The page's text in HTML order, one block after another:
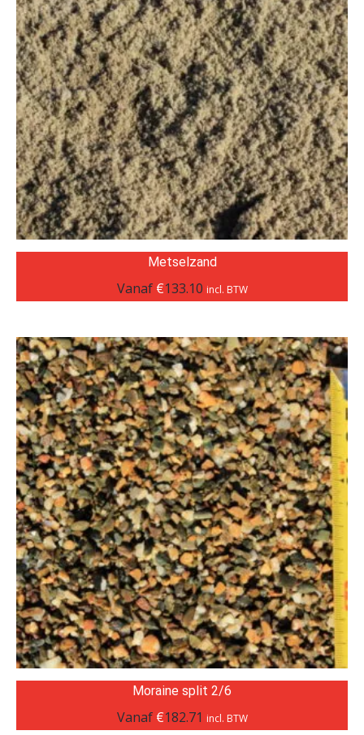
Metselzand
Vanaf €133.10 incl. BTW
Moraine split 2/6
Vanaf €182.71 incl. BTW